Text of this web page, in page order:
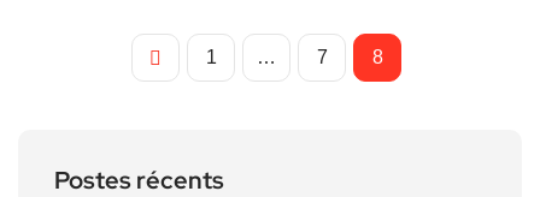
1 … 7 8
Postes récents